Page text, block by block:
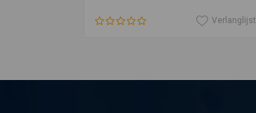
Verlanglijst